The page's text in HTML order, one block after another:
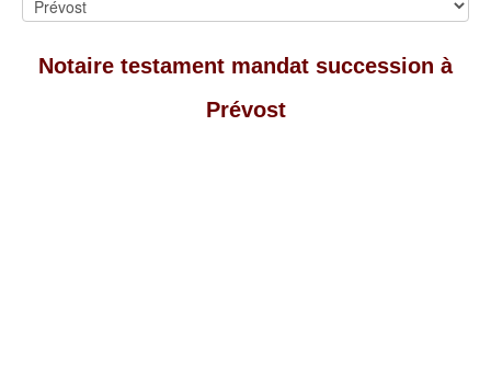
QUÉBEC
LAVAL
Notaire testament mandat succession à
Prévost